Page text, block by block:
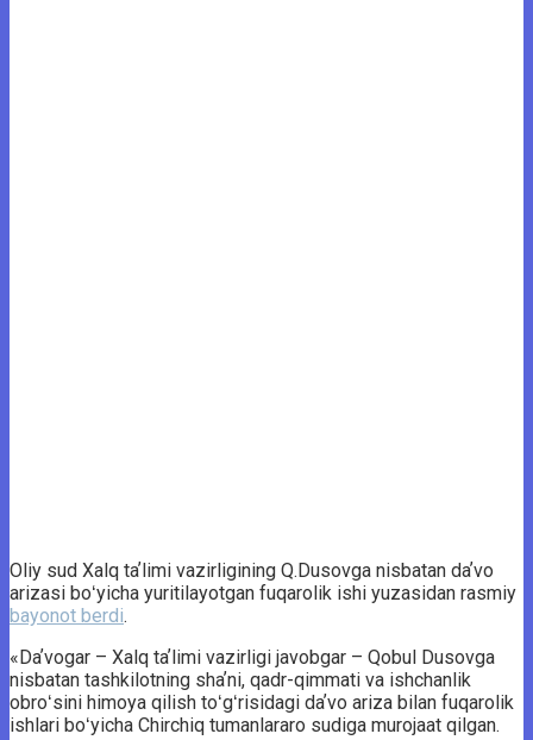
Oliy sud Xalq taʼlimi vazirligining Q.Dusovga nisbatan daʼvo
arizasi boʻyicha yuritilayotgan fuqarolik ishi yuzasidan rasmiy
bayonot berdi.
«Daʼvogar – Xalq taʼlimi vazirligi javobgar – Qobul Dusovga
nisbatan tashkilotning shaʼni, qadr-qimmati va ishchanlik
obroʻsini himoya qilish toʻgʻrisidagi daʼvo ariza bilan fuqarolik
ishlari boʻyicha Chirchiq tumanlararo sudiga murojaat qilgan.